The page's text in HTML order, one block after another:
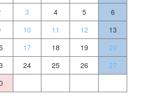
3 4 5
6
10 11 12
13
17 18 19
20
24 25 26
27